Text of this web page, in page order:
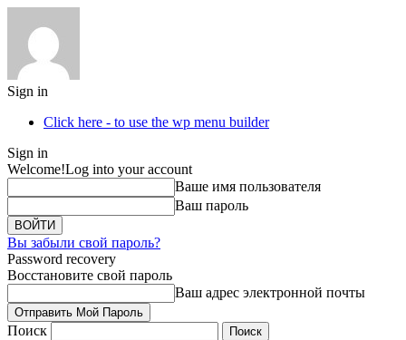
Sign in
Click here - to use the wp menu builder
Sign in
Welcome!Log into your account
Ваше имя пользователя
Ваш пароль
Вы забыли свой пароль?
Password recovery
Восстановите свой пароль
Ваш адрес электронной почты
Поиск